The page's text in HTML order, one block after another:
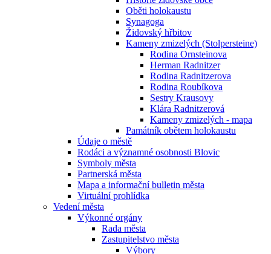
Oběti holokaustu
Synagoga
Židovský hřbitov
Kameny zmizelých (Stolpersteine)
Rodina Ornsteinova
Herman Radnitzer
Rodina Radnitzerova
Rodina Roubíkova
Sestry Krausovy
Klára Radnitzerová
Kameny zmizelých - mapa
Památník obětem holokaustu
Údaje o městě
Rodáci a významné osobnosti Blovic
Symboly města
Partnerská města
Mapa a informační bulletin města
Virtuální prohlídka
Vedení města
Výkonné orgány
Rada města
Zastupitelstvo města
Výbory